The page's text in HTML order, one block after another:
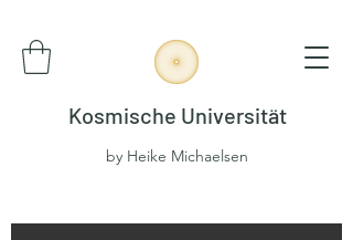
Kosmische Universität
by Heike Michaelsen